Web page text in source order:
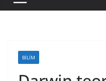
BILIM